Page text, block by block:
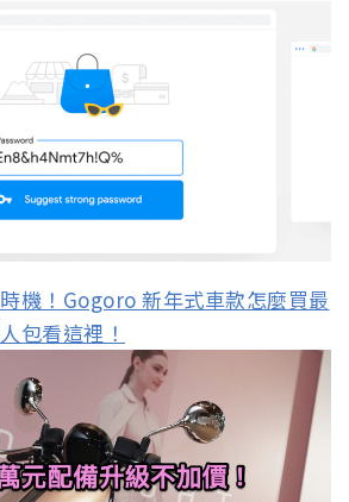
機！Gogoro 新年式車款怎麼買最
包看這裡！